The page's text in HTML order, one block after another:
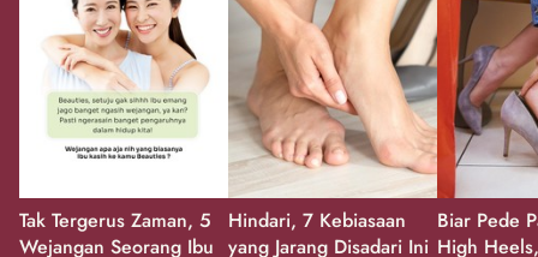
Tak Tergerus Zaman, 5
Wejangan Seorang Ibu
Hindari, 7 Kebiasaan
yang Jarang Disadari Ini
Biar Pede
High